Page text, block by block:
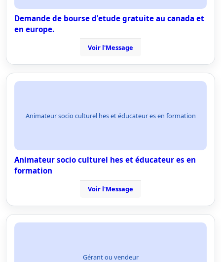
Demande de bourse d'etude gratuite au canada et
en europe.
Voir l'Message
Animateur socio culturel hes et éducateur es en formation
Animateur socio culturel hes et éducateur es en
formation
Voir l'Message
Gérant ou vendeur